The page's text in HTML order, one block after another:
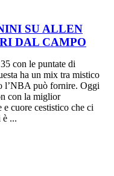
SU ALLEN
DAL CAMPO
con le puntate di
ha un mix tra mistico
l’NBA può fornire. Oggi
con la miglior
cuore cestistico che ci
è ...